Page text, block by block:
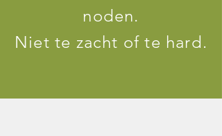
noden.
Niet te zacht of te hard.